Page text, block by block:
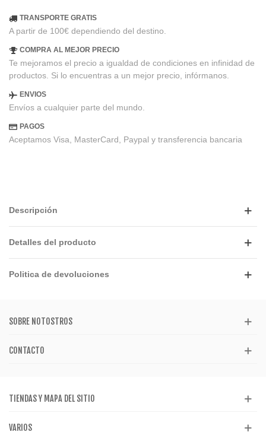
TRANSPORTE GRATIS
A partir de 100€ dependiendo del destino.
COMPRA AL MEJOR PRECIO
Te mejoramos el precio a igualdad de condiciones en infinidad de
productos. Si lo encuentras a un mejor precio, infórmanos.
ENVIOS
Envíos a cualquier parte del mundo.
PAGOS
Aceptamos Visa, MasterCard, Paypal y transferencia bancaria
Descripción
Detalles del producto
Politica de devoluciones
SOBRE NOTOSTROS
CONTACTO
TIENDAS Y MAPA DEL SITIO
VARIOS